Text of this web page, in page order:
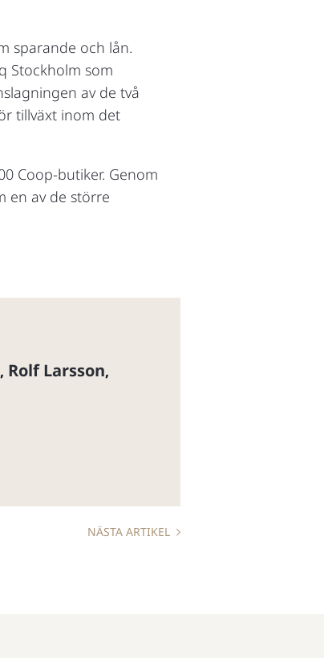
sparande och lån.
Stockholm som
av de två
tillväxt inom det
Coop-butiker. Genom
en av de större
, Rolf Larsson,
NÄSTA ARTIKEL